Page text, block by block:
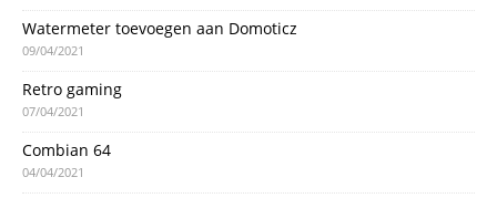
Watermeter toevoegen aan Domoticz
09/04/2021
Retro gaming
07/04/2021
Combian 64
04/04/2021